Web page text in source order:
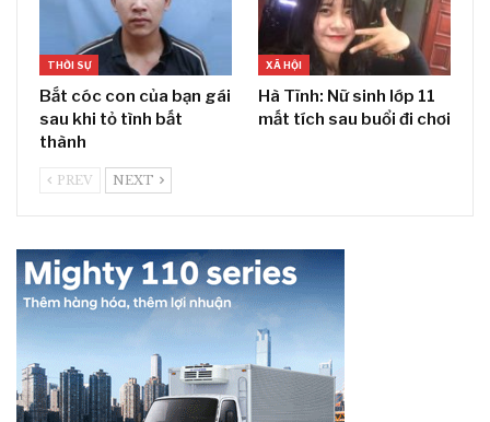
THỜI SỰ
Bắt cóc con của bạn gái
sau khi tỏ tình bất
thành
XÃ HỘI
Hà Tĩnh: Nữ sinh lớp 11
mất tích sau buổi đi chơi
PREV NEXT